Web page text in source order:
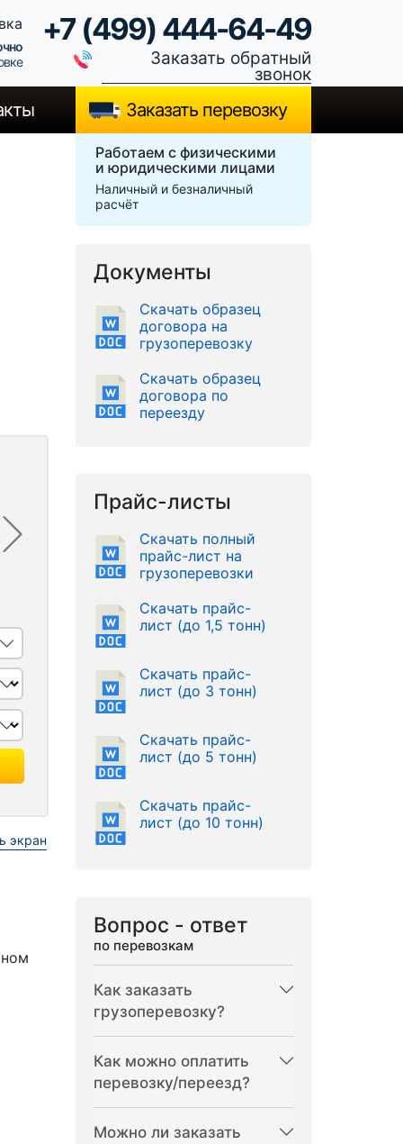
+7 (499) 444-64-49
Заказать обратный
звонок
Заказать перевозку
экран
Работаем с физическими
и юридическими лицами
Наличный и безналичный
расчёт
Документы
Скачать образец
договора на
грузоперевозку
Скачать образец
договора по
переезду
Прайс-листы
Скачать полный
прайс-лист на
грузоперевозки
Скачать прайс-
лист (до 1,5 тонн)
Скачать прайс-
лист (до 3 тонн)
Скачать прайс-
лист (до 5 тонн)
Скачать прайс-
лист (до 10 тонн)
Вопрос - ответ
по перевозкам
Как заказать
грузоперевозку?
Как можно оплатить
перевозку/переезд?
Можно ли заказать